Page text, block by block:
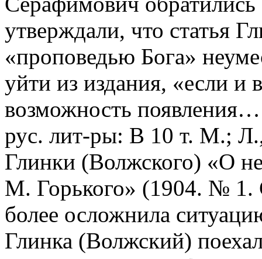
утверждали, что статья
«проповедью Бога»
уйти из издания, «если и
возможность
рус. лит-ры: В 10 т. М.;
Глинки (Волжского) «О
М. Горького» (1904. №
более осложнила
Глинка (Волжский)